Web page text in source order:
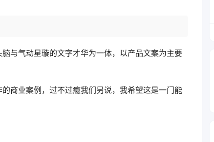
与气动星璇的文字才华为一体，以产品文案为主要
商业案例，过不过瘾我们另说，我希望这是一门能